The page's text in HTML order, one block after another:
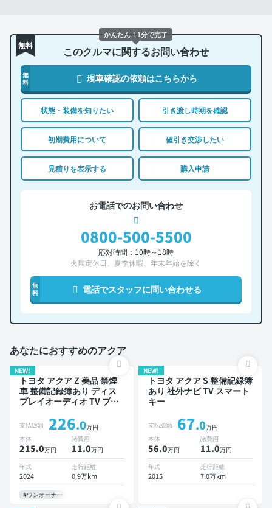
無料 このクルマに関するお問い合わせ
無
料
現車確認の依頼はこちらから
状態・装備を知りたい 引き渡し時期を確認
初期費用について 値引き交渉したい
見積りを表示する 購入申請
お電話でのお問い合わせ
0800-500-5500
応対時間：10時～18時
火曜定休日、夏季休暇、年末年始を除く
無
料
電話でスタッフに問い合わせる
あなたにおすすめのアクア
NEW!
トヨタ アクア Z 美品 禁煙
車 整備記録簿あり ディス
プレイオーディオ TV ブラ
ートクルーズ スマートキー
ETC バックモニター 全方
位カメラ ドライブレコーダ
ー 衝突軽減
支払総額 226.0万円
本体
215.0万円
諸費用
11.0万円
年式
2024
走行距離
0.9万km
#ワンオーナー
NEW!
トヨタ アクア S 整備記録簿
あり 社外ナビ TV スマート
キー
支払総額 67.0万円
本体
56.0万円
諸費用
11.0万円
年式
2015
走行距離
7.0万km
かんたん！1分で完了